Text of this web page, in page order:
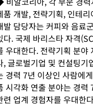
품 개발, 전략기획, 인테
발 담당자는 커피와 음료
다. 국제 바리스타 자격
우대한다. 전략기획 분야
, 글로벌기업 및 컨설팅
경력 7년 이상인 사람에
시각화 연출 분야는 경력
련 업계 경험자를 우대한